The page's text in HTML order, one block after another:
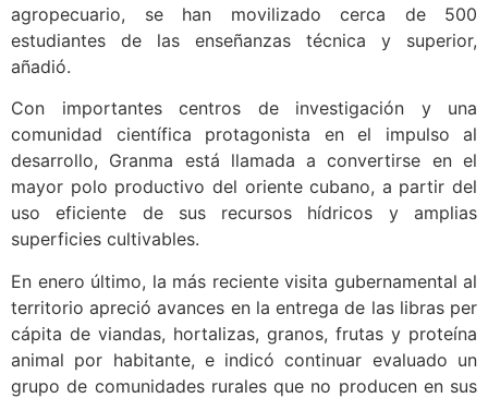
agropecuario, se han movilizado cerca de 500
estudiantes de las enseñanzas técnica y superior,
añadió.
Con importantes centros de investigación y una
comunidad científica protagonista en el impulso al
desarrollo, Granma está llamada a convertirse en el
mayor polo productivo del oriente cubano, a partir del
uso eficiente de sus recursos hídricos y amplias
superficies cultivables.
En enero último, la más reciente visita gubernamental al
territorio apreció avances en la entrega de las libras per
cápita de viandas, hortalizas, granos, frutas y proteína
animal por habitante, e indicó continuar evaluado un
grupo de comunidades rurales que no producen en sus